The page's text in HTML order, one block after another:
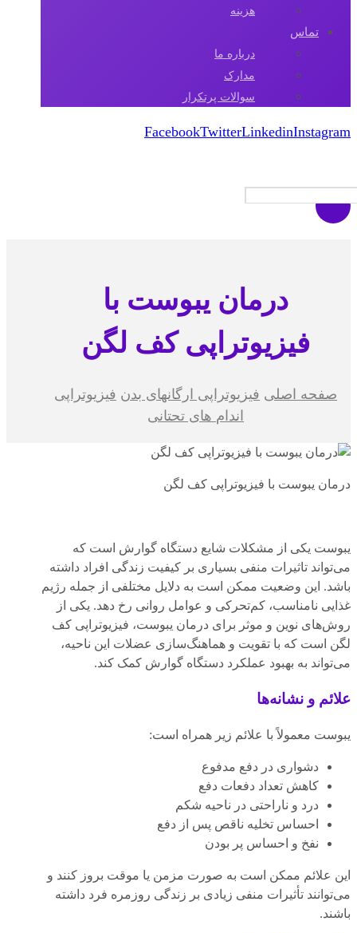
هزینه
تماس
درباره ما
مدارک
سوالات پرتکرار
FacebookTwitterLinkedinInstagram
درمان یبوست با
فیزیوتراپی کف لگن
صفحه اصلی فیزیوتراپی ارگانهای بدن فیزیوتراپی
اندام های تحتانی
درمان یبوست با فیزیوتراپی کف لگن
یبوست یکی از مشکلات شایع دستگاه گوارش است که
می‌تواند تاثیرات منفی بسیاری بر کیفیت زندگی افراد داشته
باشد. این وضعیت ممکن است به دلایل مختلفی از جمله رژیم
غذایی نامناسب، کم‌تحرکی و عوامل روانی رخ دهد. یکی از
روش‌های نوین و موثر برای درمان یبوست، فیزیوتراپی کف
لگن است که با تقویت و هماهنگ‌سازی عضلات این ناحیه،
می‌تواند به بهبود عملکرد دستگاه گوارش کمک کند.
علائم و نشانه‌ها
یبوست معمولاً با علائم زیر همراه است:
دشواری در دفع مدفوع
کاهش تعداد دفعات دفع
درد و ناراحتی در ناحیه شکم
احساس تخلیه ناقص پس از دفع
نفخ و احساس پر بودن
این علائم ممکن است به صورت مزمن یا موقت بروز کنند و
می‌توانند تأثیرات منفی زیادی بر زندگی روزمره فرد داشته
باشند.